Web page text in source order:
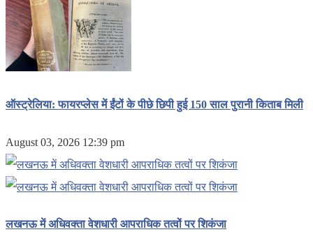
ऑस्ट्रेलिया: फायरप्लेस में ईंटों के पीछे छिपी हुई 150 साल पुरानी किताब मिली
August 03, 2026 12:39 pm
लखनऊ में अधिवक्ता वेशधारी आपराधिक तत्वों पर शिकंजा